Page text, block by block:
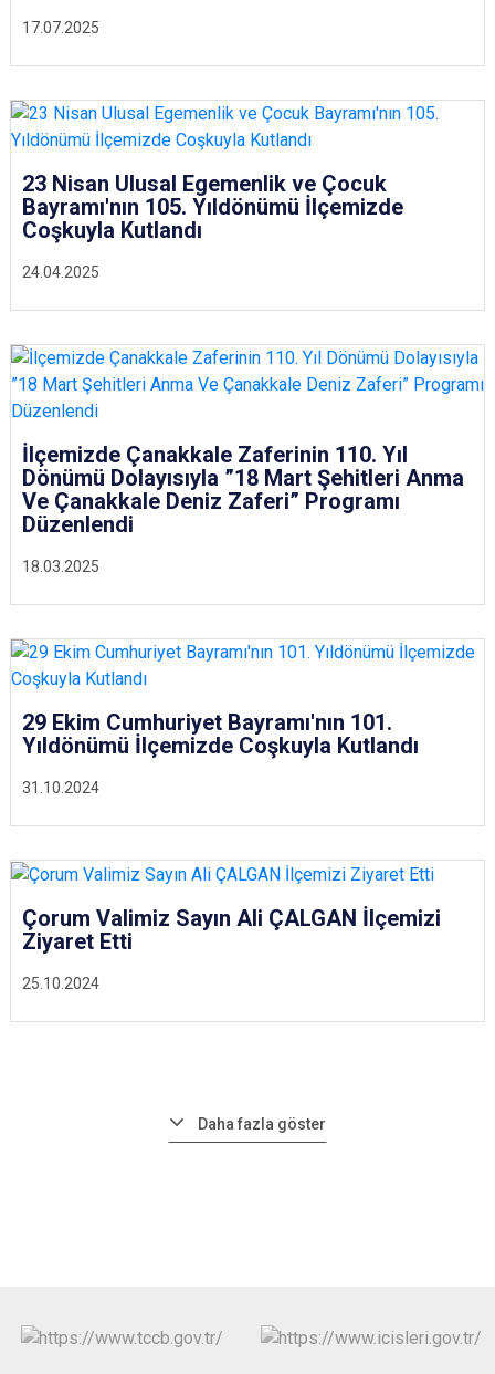
17.07.2025
24.04.2025
23 Nisan Ulusal Egemenlik ve Çocuk
Bayramı'nın 105. Yıldönümü İlçemizde
Coşkuyla Kutlandı
18.03.2025
İlçemizde Çanakkale Zaferinin 110. Yıl
Dönümü Dolayısıyla ”18 Mart Şehitleri Anma
Ve Çanakkale Deniz Zaferi” Programı
Düzenlendi
31.10.2024
29 Ekim Cumhuriyet Bayramı'nın 101.
Yıldönümü İlçemizde Coşkuyla Kutlandı
25.10.2024
Çorum Valimiz Sayın Ali ÇALGAN İlçemizi
Ziyaret Etti
Daha fazla göster